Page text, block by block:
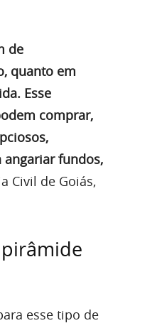
de
quanto em
Esse
comprar,
fundos,
Civil de Goiás,
esse tipo de